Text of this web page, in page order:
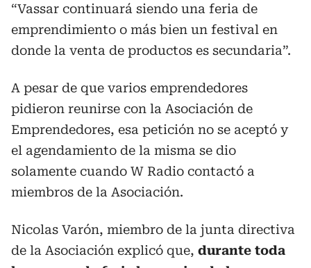
“Vassar continuará siendo una feria de
emprendimiento o más bien un festival en
donde la venta de productos es secundaria”.
A pesar de que varios emprendedores
pidieron reunirse con la Asociación de
Emprendedores, esa petición no se aceptó y
el agendamiento de la misma se dio
solamente cuando W Radio contactó a
miembros de la Asociación.
Nicolas Varón, miembro de la junta directiva
de la Asociación explicó que, durante toda